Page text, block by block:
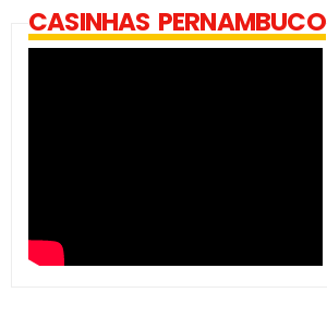
CASINHAS PERNAMBUCO